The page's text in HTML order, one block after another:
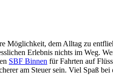
Möglichkeit, dem Alltag zu
Erlebnis nichts im Weg.
SBF Binnen für Fahrten auf
am Steuer sein. Viel Spaß bei